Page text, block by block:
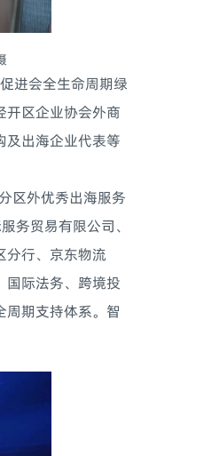
进会全生命周期绿
开区企业协会外商
及出海企业代表等
区外优秀出海服务
务贸易有限公司、
分行、京东物流
国际法务、跨境投
期支持体系。智